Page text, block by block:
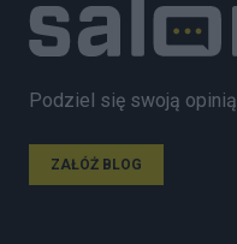
Podziel się swoją opinią
ZAŁÓŻ BLOG